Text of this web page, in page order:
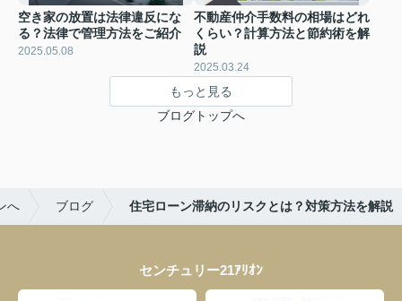
空き家の放置は法律違反にな
る？法律で管理方法をご紹介
2025.05.08
不動産仲介手数料の相場はどれ
くらい？計算方法と節約術を解
説
2025.03.24
もっと見る
ブログトップへ
へ ブログ 住宅ローン滞納のリスクとは？対策方法を解説
センチュリー21ｱﾘｵﾝ